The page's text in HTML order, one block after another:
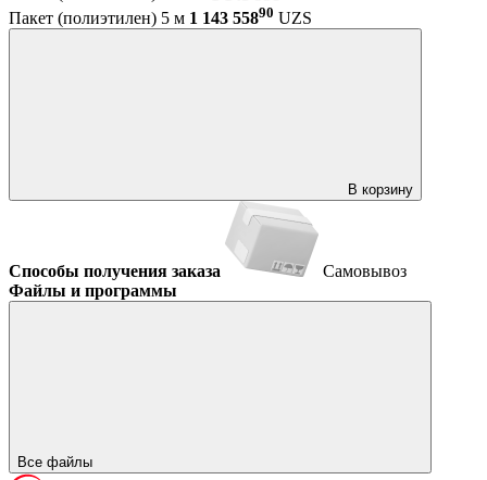
Пакет (полиэтилен) 5 м 1 143 55890 UZS
В корзину
Способы получения заказа
Самовывоз
Файлы и программы
Все файлы